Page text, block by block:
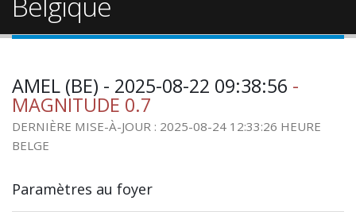
AMEL (BE) - 2025-08-22 09:38:56 -
MAGNITUDE 0.7
DERNIÈRE MISE-À-JOUR : 2025-08-24 12:33:26 HEURE
BELGE
Paramètres au foyer